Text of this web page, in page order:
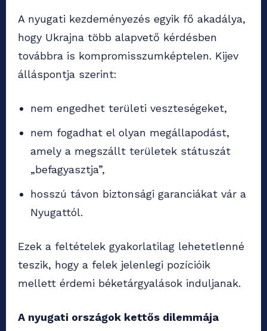
A nyugati kezdeményezés egyik fő akadálya,
hogy Ukrajna több alapvető kérdésben
továbbra is kompromisszumképtelen. Kijev
álláspontja szerint:
nem engedhet területi veszteségeket,
nem fogadhat el olyan megállapodást,
amely a megszállt területek státuszát
„befagyasztja”,
hosszú távon biztonsági garanciákat vár a
Nyugattól.
Ezek a feltételek gyakorlatilag lehetetlenné
teszik, hogy a felek jelenlegi pozícióik
mellett érdemi béketárgyalások induljanak.
A nyugati országok kettős dilemmája